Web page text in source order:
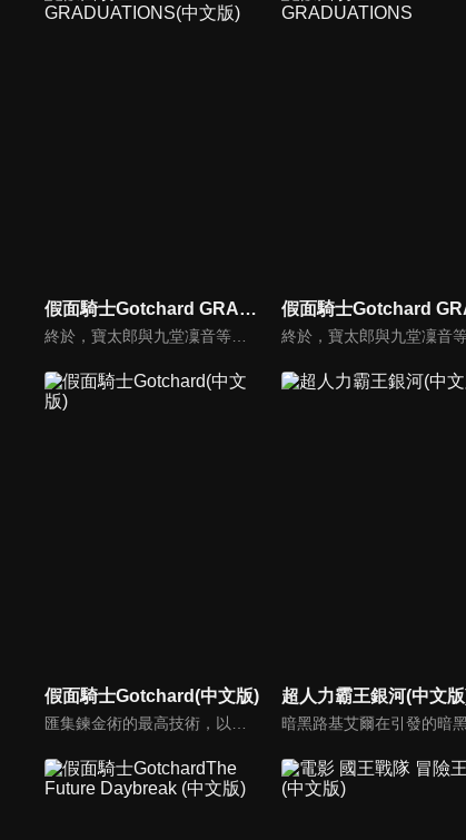
假面騎士Gotchard GRADUATIONS(中文版)
假面騎士Gotchard(中文版) 超人力霸王銀河(中文